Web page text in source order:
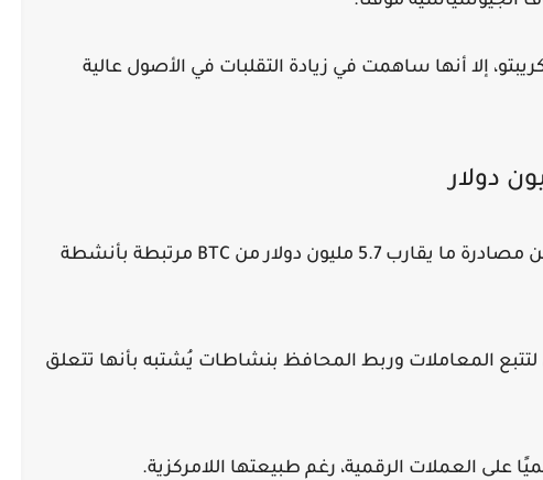
إلا أنها ساهمت في زيادة التقلبات في الأصول عالية
في تطور أمني مهم، أعلنت السلطات الأسترالية عن مصادرة ما يقارب 5.7 مليون دولار من BTC مرتبطة بأنشطة
المعاملات وربط المحافظ بنشاطات يُشتبه بأنها تتعلق
على العملات الرقمية، رغم طبيعتها اللامركزية.